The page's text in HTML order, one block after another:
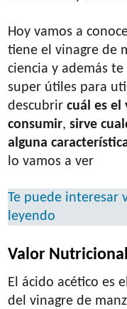
Hoy vamos a
tiene el vinagre de
ciencia y además
super útiles para
descubrircuál es el
consumir,sirve
alguna
lo vamos a ver
Te puede interesar
leyendo
Valor Nutricional
El ácido acético es
del vinagre de